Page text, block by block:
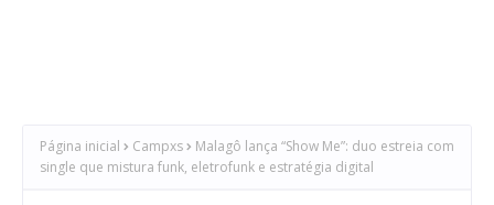
Página inicial Campxs
Malagô lança “Show Me”: duo estreia com
single que mistura funk, eletrofunk e estratégia digital